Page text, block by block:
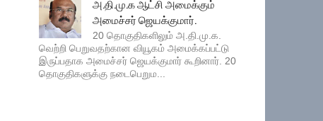
அ.தி.மு.க ஆட்சி அமைக்கும்
அமைச்சர் ஜெயக்குமார்.
20 தொகுதிகளிலும் அ.தி.மு.க.
வெற்றி பெறுவதற்கான வியூகம் அமைக்கப்பட்டு
இருப்பதாக அமைச்சர் ஜெயக்குமார் கூறினார். 20
தொகுதிகளுக்கு நடைபெறும...